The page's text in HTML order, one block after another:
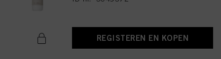
REGISTEREN EN KOPEN